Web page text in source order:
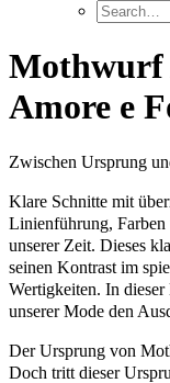
Mothwurf
Amore e
Zwischen Ursprung
Klare Schnitte mit
Linienführung,
unserer Zeit. Dieses
seinen Kontrast im
Wertigkeiten. In
unserer Mode den
Der Ursprung von
Doch tritt dieser